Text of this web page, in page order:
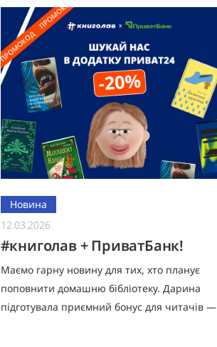
Новина
12.03.2026
#книголав + ПриватБанк!
Маємо гарну новину для тих, хто планує
поповнити домашню бібліотеку. Дарина
підготувала приємний бонус для читачів —